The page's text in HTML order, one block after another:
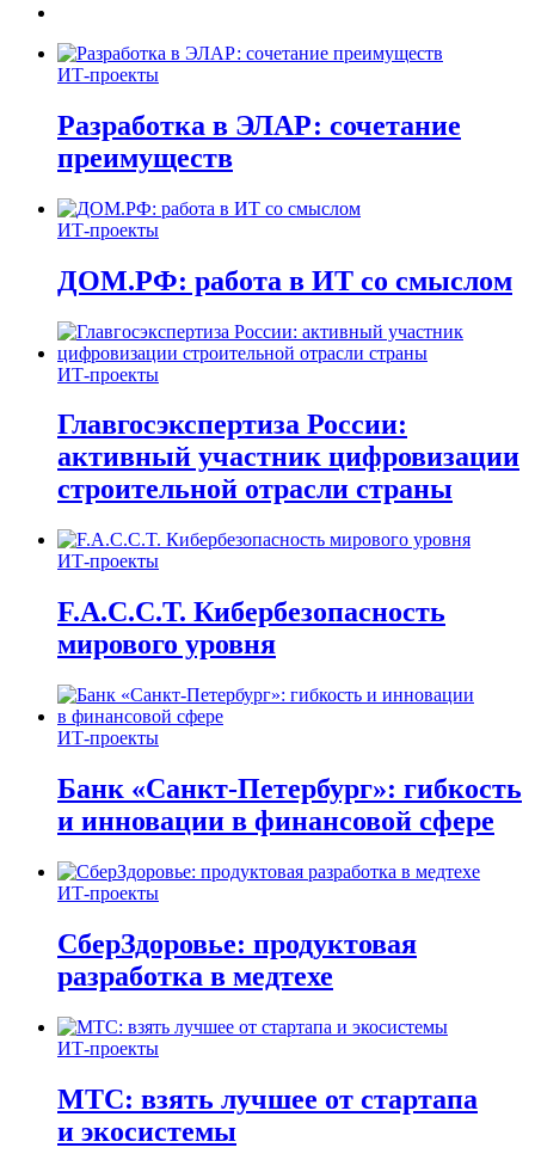
ИТ-проекты
Разработка в ЭЛАР: сочетание
преимуществ
ИТ-проекты
ДОМ.РФ: работа в ИТ со смыслом
ИТ-проекты
Главгосэкспертиза России:
активный участник цифровизации
строительной отрасли страны
ИТ-проекты
F.A.C.C.T. Кибербезопасность
мирового уровня
ИТ-проекты
Банк «Санкт-Петербург»: гибкость
и инновации в финансовой сфере
ИТ-проекты
СберЗдоровье: продуктовая
разработка в медтехе
ИТ-проекты
МТС: взять лучшее от стартапа
и экосистемы